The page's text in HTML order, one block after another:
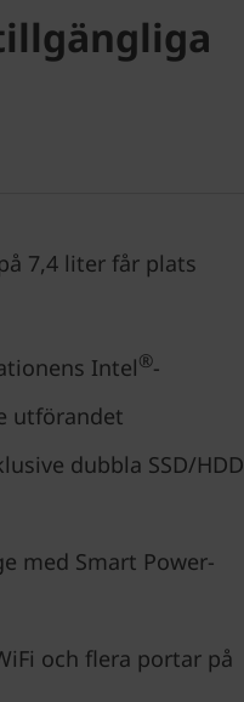
7,4 liter får plats
Intel®-
utförandet
dubbla SSD/HDD
med Smart Power-
och flera portar på